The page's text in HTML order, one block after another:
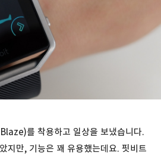
를 착용하고 일상을 보냈습니다.
지만, 기능은 꽤 유용했는데요. 핏비트